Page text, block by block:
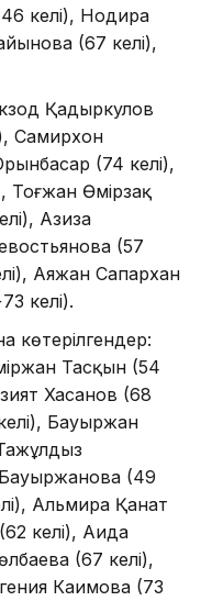
келі), Нодира
(67 келі),
Қадыркулов
Самирхон
(74 келі),
Тоғжан Өмірзақ
Азиза
(57
Аяжан Сапархан
келі).
көтерілгендер:
Тасқын (54
Хасанов (68
Бауыржан
(49
Альмира Қанат
келі), Аида
(67 келі),
Каимова (73